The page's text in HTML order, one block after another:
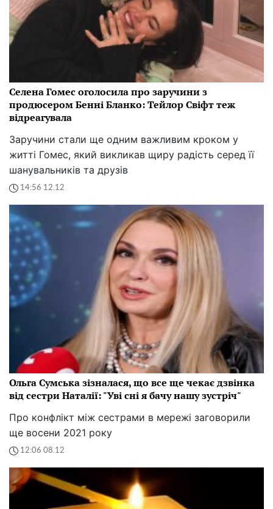
Селена Гомес оголосила про заручини з
продюсером Бенні Бланко: Тейлор Свіфт теж
відреагувала
Заручини стали ще одним важливим кроком у
житті Гомес, який викликав щиру радість серед її
шанувальників та друзів
14:56 12.12
Ольга Сумська зізналася, що все ще чекає дзвінка
від сестри Наталії: "Уві сні я бачу нашу зустріч"
Про конфлікт між сестрами в мережі заговорили
ще восени 2021 року
12:06 08.12